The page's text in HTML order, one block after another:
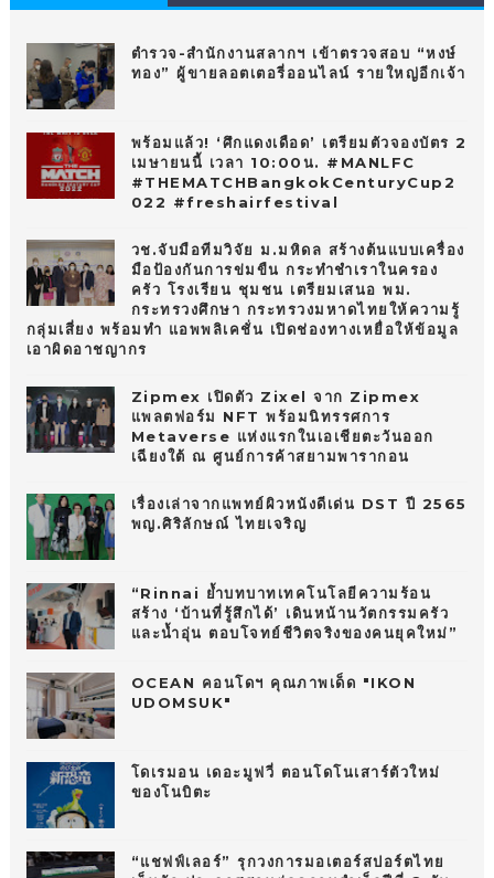
ตำรวจ-สำนักงานสลากฯ เข้าตรวจสอบ “หงษ์
ทอง” ผู้ขายลอตเตอรี่ออนไลน์ รายใหญ่อีกเจ้า
พร้อมแล้ว! ‘ศึกแดงเดือด’ เตรียมตัวจองบัตร 2
เมษายนนี้ เวลา 10:00น. #MANLFC
#THEMATCHBangkokCenturyCup2
022 #freshairfestival
วช.จับมือทีมวิจัย ม.มหิดล สร้างต้นแบบเครื่อง
มือป้องกันการข่มขืน กระทำชำเราในครอง
ครัว โรงเรียน ชุมชน เตรียมเสนอ พม.
กระทรวงศึกษา กระทรวงมหาดไทยให้ความรู้
กลุ่มเสี่ยง พร้อมทำ แอพพลิเคชั่น เปิดช่องทางเหยื่อให้ข้อมูล
เอาผิดอาชญากร
Zipmex เปิดตัว Zixel จาก Zipmex
แพลตฟอร์ม NFT พร้อมนิทรรศการ
Metaverse แห่งแรกในเอเชียตะวันออก
เฉียงใต้ ณ ศูนย์การค้าสยามพารากอน
เรื่องเล่าจากแพทย์ผิวหนังดีเด่น DST ปี 2565
พญ.ศิริลักษณ์ ไทยเจริญ
“Rinnai ย้ำบทบาทเทคโนโลยีความร้อน
สร้าง ‘บ้านที่รู้สึกได้’ เดินหน้านวัตกรรมครัว
และน้ำอุ่น ตอบโจทย์ชีวิตจริงของคนยุคใหม่”
OCEAN คอนโดฯ คุณภาพเด็ด "IKON
UDOMSUK"
โดเรมอน เดอะมูฟวี่ ตอนโดโนเสาร์ตัวใหม่
ของโนบิตะ
“แชฟฟ์เลอร์” รุกวงการมอเตอร์สปอร์ตไทย